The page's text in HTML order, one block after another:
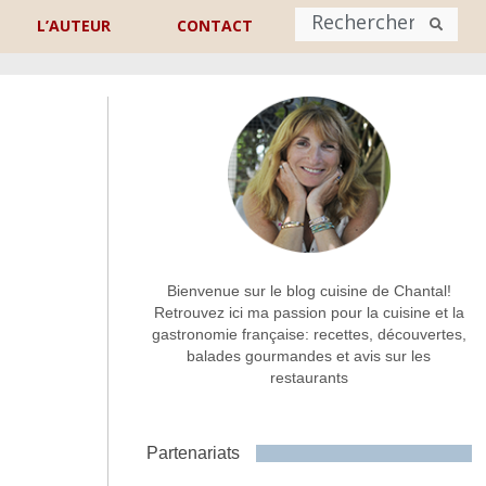
L’AUTEUR CONTACT
Nom
Commentaire ou message *
Bienvenue sur le blog cuisine de Chantal!
Retrouvez ici ma passion pour la cuisine et la
gastronomie française: recettes, découvertes,
balades gourmandes et avis sur les
restaurants
Partenariats